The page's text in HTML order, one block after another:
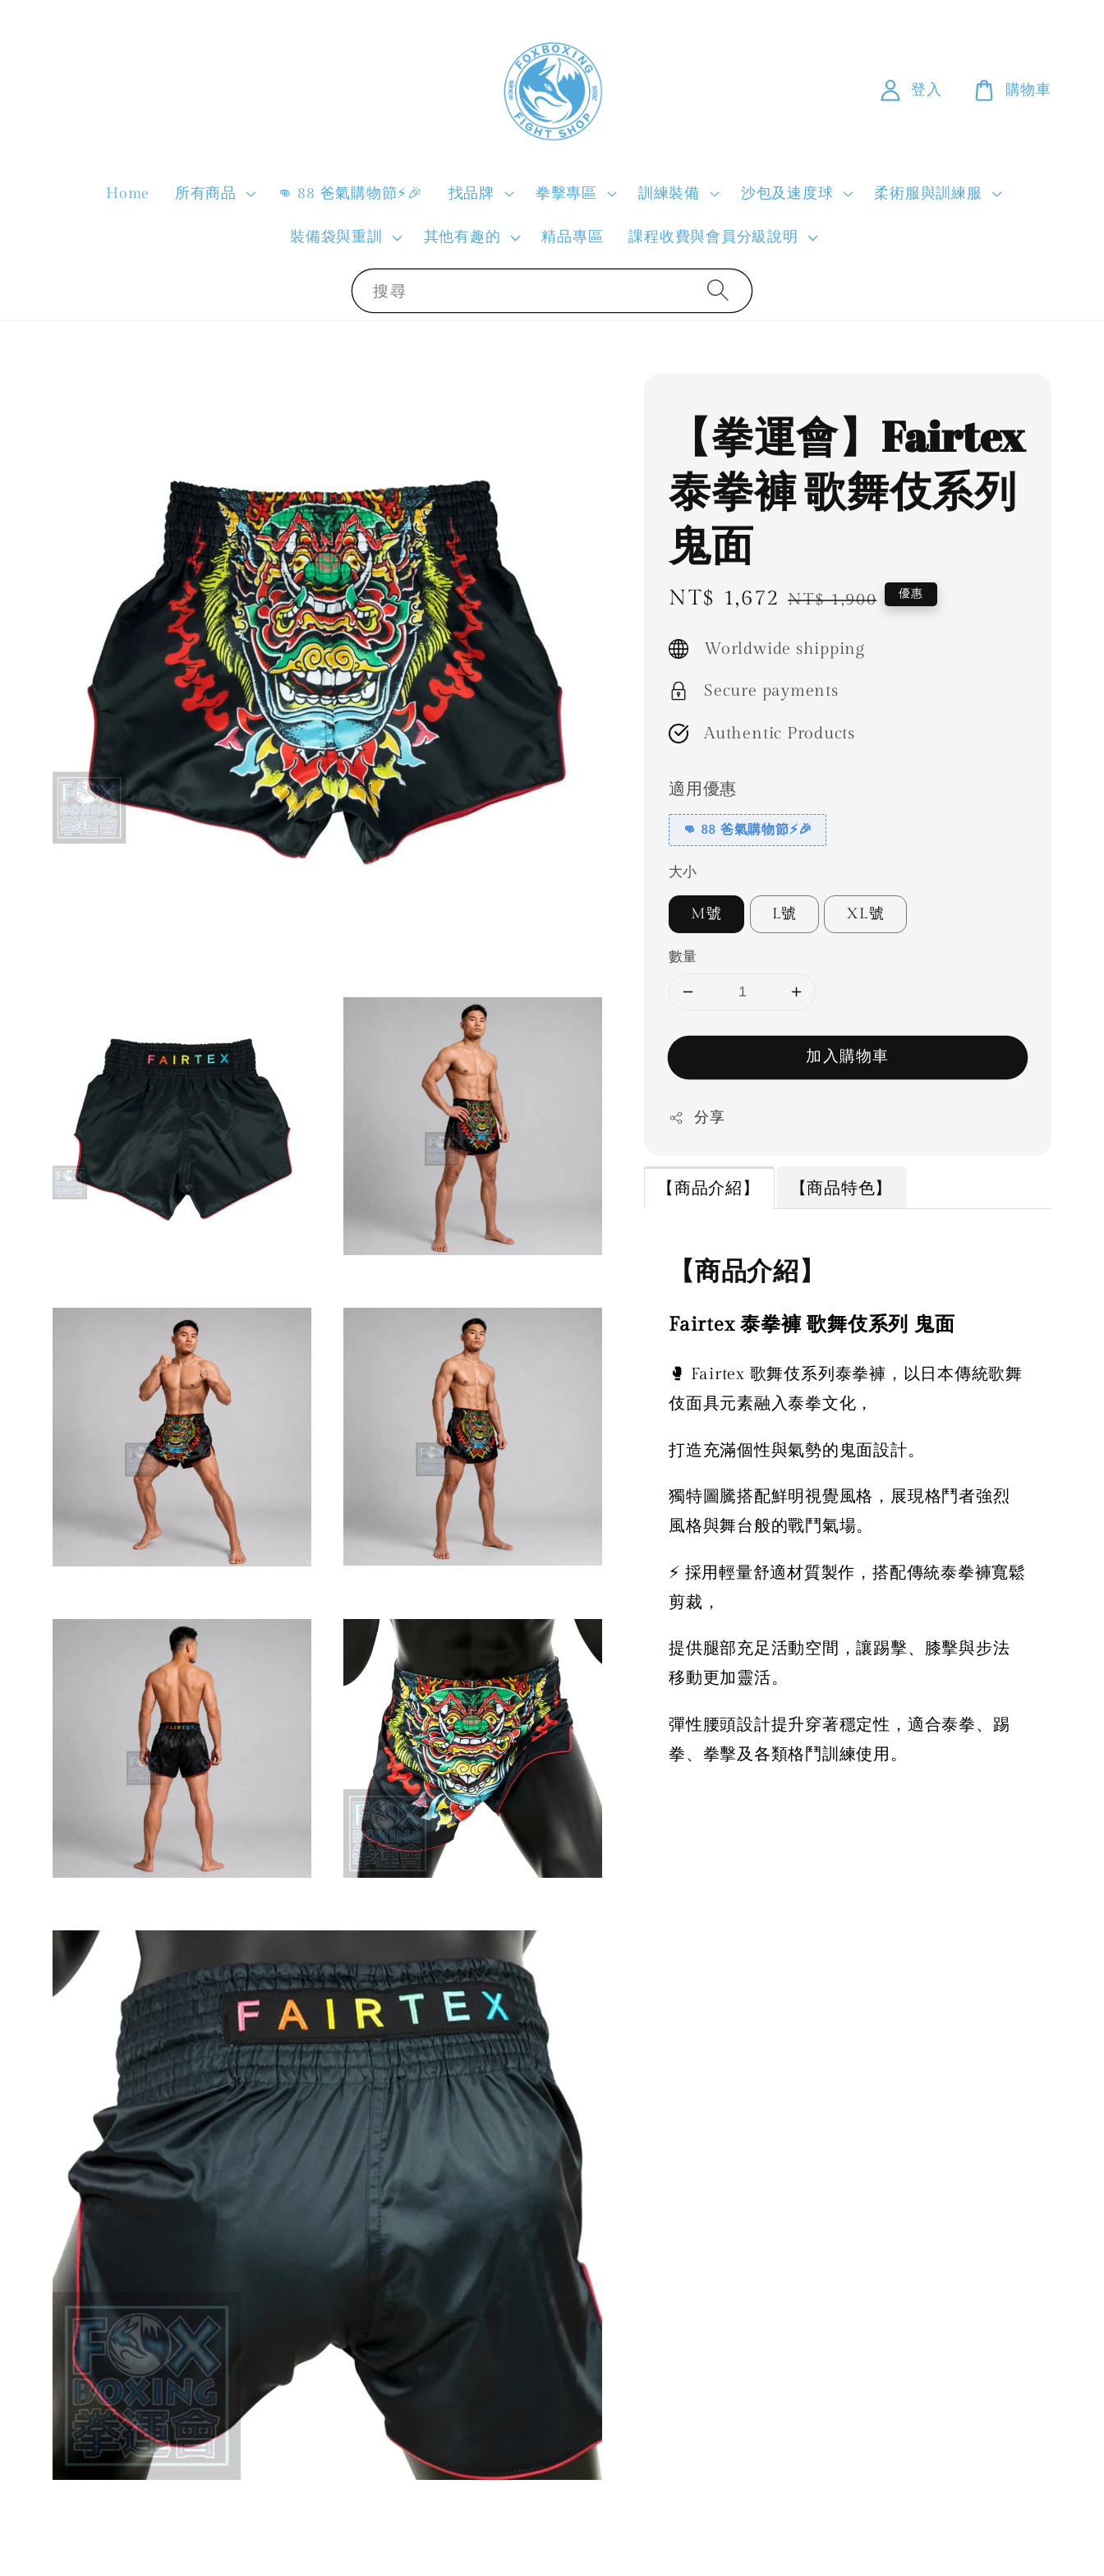
搜尋
Home 所有商品 👊 88 爸氣購物節⚡🎉 找品牌 拳擊專區 訓練裝備 沙包及速度球 柔術服與訓練服
裝備袋與重訓 其他有趣的 精品專區 課程收費與會員分級說明
登入 購物車
【拳運會】Fairtex
泰拳褲 歌舞伎系列
鬼面
Sale
NT$ 1,672 Regular
NT$ 1,900 優惠
Worldwide shipping
Secure payments
Authentic Products
適用優惠
👊 88 爸氣購物節⚡🎉
大小
M號 L號 XL號
數量
加入購物車
分享
【商品介紹】 【商品特色】
【商品介紹】
Fairtex 泰拳褲 歌舞伎系列 鬼面
🥊 Fairtex 歌舞伎系列泰拳褲，以日本傳統歌舞
伎面具元素融入泰拳文化，
打造充滿個性與氣勢的鬼面設計。
獨特圖騰搭配鮮明視覺風格，展現格鬥者強烈
風格與舞台般的戰鬥氣場。
⚡ 採用輕量舒適材質製作，搭配傳統泰拳褲寬鬆
剪裁，
提供腿部充足活動空間，讓踢擊、膝擊與步法
移動更加靈活。
彈性腰頭設計提升穿著穩定性，適合泰拳、踢
拳、拳擊及各類格鬥訓練使用。